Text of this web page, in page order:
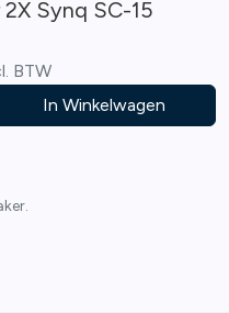
Synq SC-15
BTW
In Winkelwagen